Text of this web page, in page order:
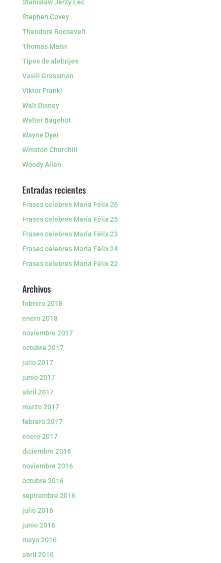
Stanislaw Jerzy Lec
Stephen Covey
Theodore Roosevelt
Thomas Mann
Tipos de alebrijes
Vasili Grossman
Viktor Frankl
Walt Disney
Walter Bagehot
Wayne Dyer
Winston Churchill
Woody Allen
Entradas recientes
Frases celebres María Félix 26
Frases celebres María Félix 25
Frases celebres María Félix 23
Frases celebres María Félix 24
Frases celebres María Félix 22
Archivos
febrero 2018
enero 2018
noviembre 2017
octubre 2017
julio 2017
junio 2017
abril 2017
marzo 2017
febrero 2017
enero 2017
diciembre 2016
noviembre 2016
octubre 2016
septiembre 2016
julio 2016
junio 2016
mayo 2016
abril 2016